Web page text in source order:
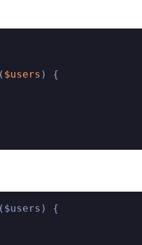
$users ) {
{